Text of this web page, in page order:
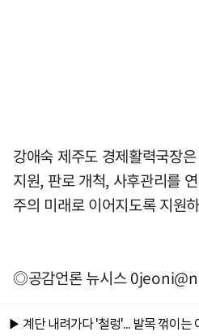
강애숙 제주도 경제활력국장
지원, 판로 개척, 사후관리를
주의 미래로 이어지도록 지원
◎공감언론 뉴시스